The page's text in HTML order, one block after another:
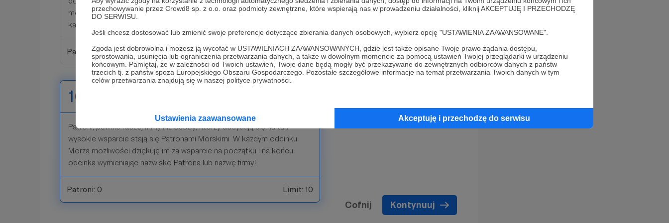
przechowywanie przez Crowd8 sp. z o.o. oraz podmioty zewnętrzne, które wspierają nas w prowadzeniu działalności, kliknij AKCEPTUJĘ I PRZECHODZĘ
DO SERWISU.
Jeśli chcesz dostosować lub zmienić swoje preferencje dotyczące zbierania danych osobowych, wybierz opcję "USTAWIENIA ZAAWANSOWANE".
Zgoda jest dobrowolna i możesz ją wycofać w USTAWIENIACH ZAAWANSOWANYCH, gdzie jest także opisane Twoje prawo żądania dostępu,
sprostowania, usunięcia lub ograniczenia przetwarzania danych, a także w dowolnym momencie za pomocą ustawień Twojej przeglądarki w urządzeniu
końcowym. Pamiętaj, że w zależności od Twoich ustawień, Twoje dane będą mogły być przekazywane do zewnętrznych odbiorców danych z państw
trzecich tj. z państw spoza Europejskiego Obszaru Gospodarczego. Pozostałe szczegółowe informacje na temat przetwarzania Twoich danych w tym
celów przetwarzania znajdują się w naszej polityce prywatności.
Ustawienia zaawansowane Akceptuję i przechodzę do serwisu
mój podcast tak wysoką sumą mogą też dostać
każdą moją najnowszą książkę z autografem!
Patroni: 3
1000 zł
Patroni, pewnie raczej firmy niż osoby, którzy decydują się na tak
wysokie wsparcie stają się Patronami Morskimi. W każdym odcinku
Morza możliwości dziękuję im za wsparcie na początku i na końcu
odcinka wymieniając nazwisko Patrona lub nazwę firmy!
Patroni: 0 Limit: 10
Cofnij Kontynuuj